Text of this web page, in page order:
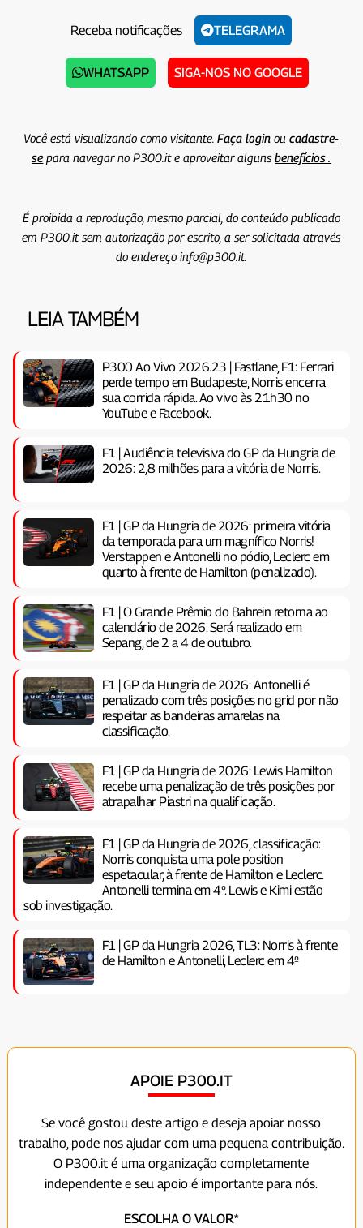
Receba notificações TELEGRAMA
WHATSAPP SIGA-NOS NO GOOGLE
Você está visualizando como visitante.Faça login oucadastre-
separa navegar no P300.it e aproveitar algunsbenefícios .
É proibida a reprodução, mesmo parcial, do conteúdo publicado
em P300.it sem autorização por escrito, a ser solicitada através
do endereço info@p300.it.
LEIA TAMBÉM
P300 Ao Vivo 2026.23 | Fastlane, F1: Ferrari
perde tempo em Budapeste, Norris encerra
sua corrida rápida. Ao vivo às 21h30 no
YouTube e Facebook.
F1 | Audiência televisiva do GP da Hungria de
2026: 2,8 milhões para a vitória de Norris.
F1 | GP da Hungria de 2026: primeira vitória
da temporada para um magnífico Norris!
Verstappen e Antonelli no pódio, Leclerc em
quarto à frente de Hamilton (penalizado).
F1 | O Grande Prêmio do Bahrein retorna ao
calendário de 2026. Será realizado em
Sepang, de 2 a 4 de outubro.
F1 | GP da Hungria de 2026: Antonelli é
penalizado com três posições no grid por não
respeitar as bandeiras amarelas na
classificação.
F1 | GP da Hungria de 2026: Lewis Hamilton
recebe uma penalização de três posições por
atrapalhar Piastri na qualificação.
F1 | GP da Hungria de 2026, classificação:
Norris conquista uma pole position
espetacular, à frente de Hamilton e Leclerc.
Antonelli termina em 4º. Lewis e Kimi estão
sob investigação.
F1 | GP da Hungria 2026, TL3: Norris à frente
de Hamilton e Antonelli, Leclerc em 4º
APOIE P300.IT
Se você gostou deste artigo e deseja apoiar nosso
trabalho, pode nos ajudar com uma pequena contribuição.
O P300.it é uma organização completamente
independente e seu apoio é importante para nós.
ESCOLHA O VALOR*